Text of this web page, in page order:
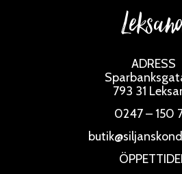
ADRESS
793 31
0247 – 150